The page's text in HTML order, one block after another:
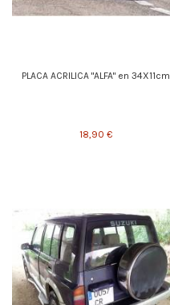
PLACA ACRILICA "ALFA" en 34X11cm
18,90 €